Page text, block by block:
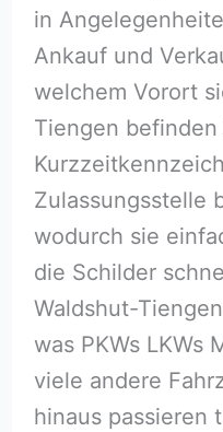
in
Ankauf und
welchem Vorort
Tiengen befinden
Zulassungsstelle
wodurch sie
die Schilder
Waldshut-
was PKWs LKWs
viele andere
hinaus passieren